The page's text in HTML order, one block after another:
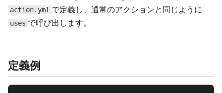
action.yml で定義し、通常のアクションと同じように
uses で呼び出します。
定義例